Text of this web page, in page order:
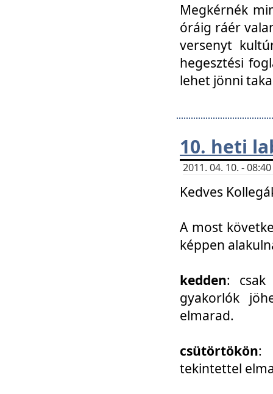
Megkérnék
óráig ráér
versenyt
hegesztési
lehet jönni
10. heti
2011. 04. 10. -
Kedves
A most
képpen
kedden: csak
gyakorlók
elmarad.
csütörtökön:
tekintettel